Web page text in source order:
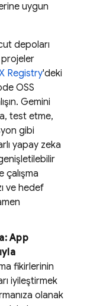
uygun
depoları
Registry'deki
OSS
Gemini
test etme,
gibi
yapay zeka
çalışma
ve hedef
App
fikirlerinin
iyileştirmek
olanak